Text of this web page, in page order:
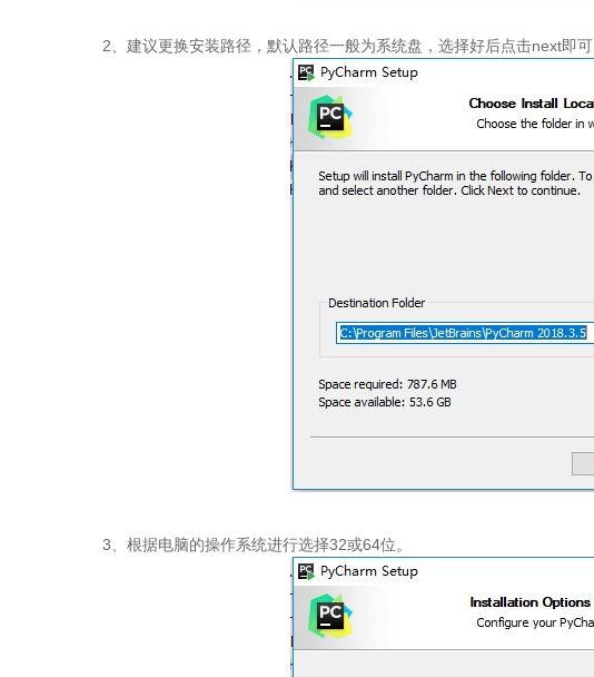
2、建议更换安装路径，默认路径一般为系统盘，选择好后点击next即可
3、根据电脑的操作系统进行选择32或64位。